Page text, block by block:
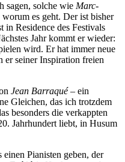
sagen, solche wie Marc-
es geht. Der ist bisher
Residence des Festivals
Jahr kommt er wieder:
wird. Er hat immer neue
er seiner Inspiration freien
Jean Barraqué – ein
Gleichen, das ich trotzdem
besonders die verkappten
Jahrhundert liebt, in Husum
einen Pianisten geben, der